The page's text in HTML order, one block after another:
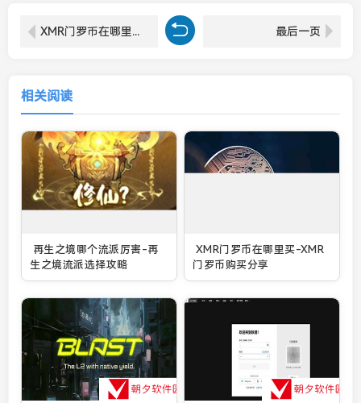
XMR门罗币在哪里买-XMR门罗币购买分享 最后一页
相关阅读
再生之境哪个流派厉害-再
生之境流派选择攻略
XMR门罗币在哪里买-XMR
门罗币购买分享